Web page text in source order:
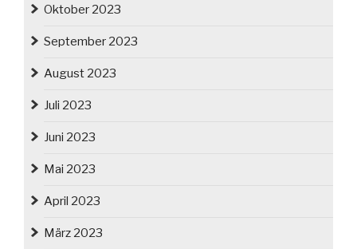
Oktober 2023
September 2023
August 2023
Juli 2023
Juni 2023
Mai 2023
April 2023
März 2023